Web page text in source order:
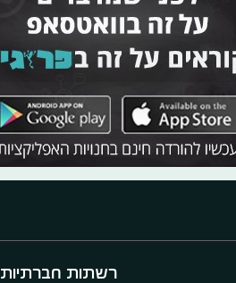
רשתות חברתיות